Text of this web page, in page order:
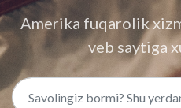
Amerika fuqarolik
veb saytiga